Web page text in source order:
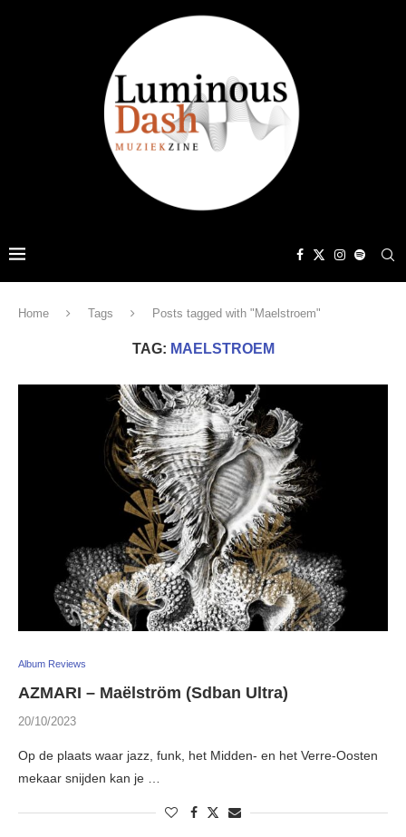
Home Tags Posts tagged with "Maelstroem"
TAG: MAELSTROEM
Album Reviews
AZMARI – Maëlström (Sdban Ultra)
20/10/2023
Op de plaats waar jazz, funk, het Midden- en het Verre-Oosten
mekaar snijden kan je …